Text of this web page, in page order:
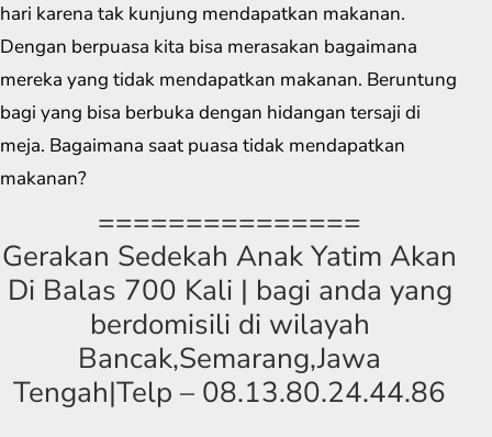
hari karena tak kunjung mendapatkan makanan.
Dengan berpuasa kita bisa merasakan bagaimana
mereka yang tidak mendapatkan makanan. Beruntung
bagi yang bisa berbuka dengan hidangan tersaji di
meja. Bagaimana saat puasa tidak mendapatkan
makanan?
===============
Gerakan Sedekah Anak Yatim Akan
Di Balas 700 Kali | bagi anda yang
berdomisili di wilayah
Bancak,Semarang,Jawa
Tengah|Telp – 08.13.80.24.44.86